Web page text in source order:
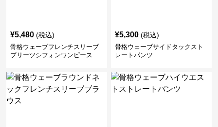
¥5,480 (税込)
骨格ウェーブフレンチスリーブ
プリーツシフォンワンピース
¥5,300 (税込)
骨格ウェーブサイドタックスト
レートパンツ